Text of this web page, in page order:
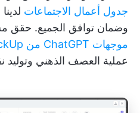
جدول أعمال الاجتماعات
وضمان توافق الجميع. حقق
موجهات ChatGPT من ClickUp لاجتماعات الفريق
عملية العصف الذهني وتوليد